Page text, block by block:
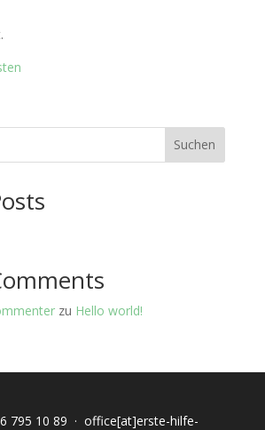
Suchen
zu Hello world!
795 10 89 · office[at]erste-hilfe-